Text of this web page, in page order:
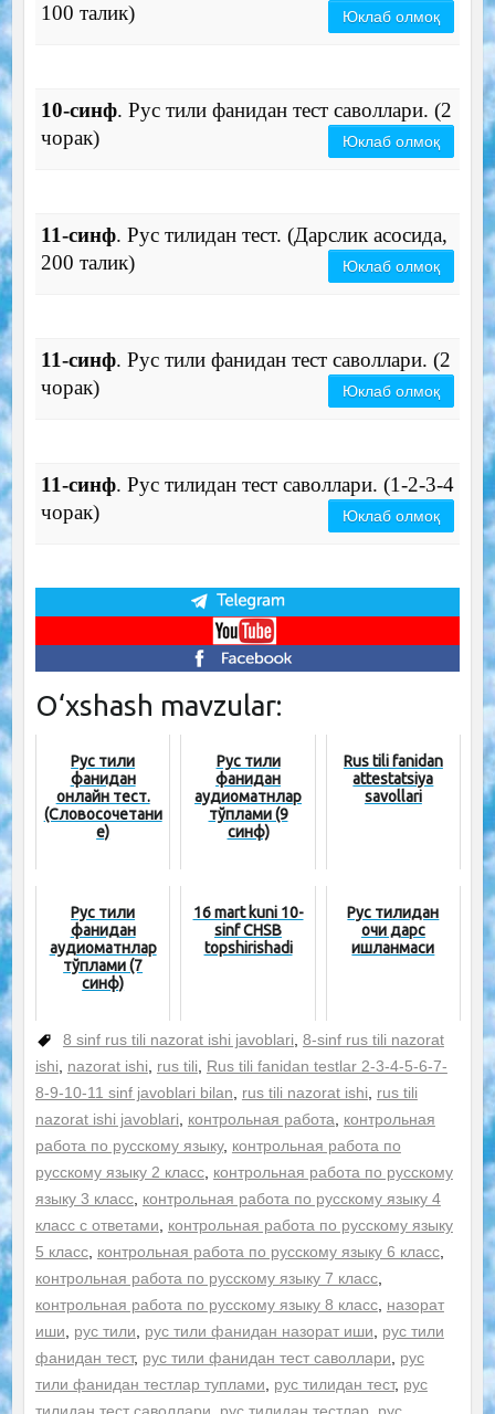
100 талик)
Юклаб олмоқ
10-синф. Рус тили фанидан тест саволлари. (2
чорак)
Юклаб олмоқ
11-синф. Рус тилидан тест. (Дарслик асосида,
200 талик)
Юклаб олмоқ
11-синф. Рус тили фанидан тест саволлари. (2
чорак)
Юклаб олмоқ
11-синф. Рус тилидан тест саволлари. (1-2-3-4
чорак)
Юклаб олмоқ
O‘xshash mavzular:
Рус тили
фанидан
онлайн тест.
(Словосочетани
е)
Рус тили
фанидан
аудиоматнлар
тўплами (9
синф)
Rus tili fanidan
attestatsiya
savollari
Рус тили
фанидан
аудиоматнлар
тўплами (7
синф)
16 mart kuni 10-
sinf CHSB
topshirishadi
Рус тилидан
очиқ дарс
ишланмаси
8 sinf rus tili nazorat ishi javoblari 8-sinf rus tili nazorat
ishi
nazorat ishi rus tili
Rus tili fanidan testlar 2-3-4-5-6-7-
8-9-10-11 sinf javoblari bilan
rus tili nazorat ishi
rus tili
nazorat ishi javoblari
контрольная работа
контрольная
работа по русскому языку, контрольная работа по
русскому языку 2 класс, контрольная работа по русскому
языку 3 класс, контрольная работа по русскому языку 4
класс с ответами
контрольная работа по русскому языку
5 класс, контрольная работа по русскому языку 6 класс,
контрольная работа по русскому языку 7 класс,
контрольная работа по русскому языку 8 класс, назорат
иши
рус тили рус тили фанидан назорат иши
рус тили
фанидан тест, рус тили фанидан тест саволлари
рус
тили фанидан тестлар туплами
рус тилидан тест, рус